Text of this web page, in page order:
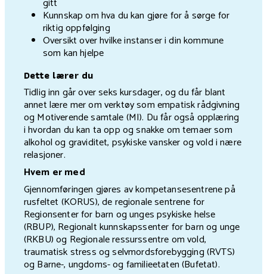
gitt
Kunnskap om hva du kan gjøre for å sørge for
riktig oppfølging
Oversikt over hvilke instanser i din kommune
som kan hjelpe
Dette lærer du
Tidlig inn går over seks kursdager, og du får blant
annet lære mer om verktøy som empatisk rådgivning
og Motiverende samtale (MI). Du får også opplæring
i hvordan du kan ta opp og snakke om temaer som
alkohol og graviditet, psykiske vansker og vold i nære
relasjoner.
Hvem er med
Gjennomføringen gjøres av kompetansesentrene på
rusfeltet (KORUS), de regionale sentrene for
Regionsenter for barn og unges psykiske helse
(RBUP), Regionalt kunnskapssenter for barn og unge
(RKBU) og Regionale ressurssentre om vold,
traumatisk stress og selvmordsforebygging (RVTS)
og Barne-, ungdoms- og familieetaten (Bufetat).